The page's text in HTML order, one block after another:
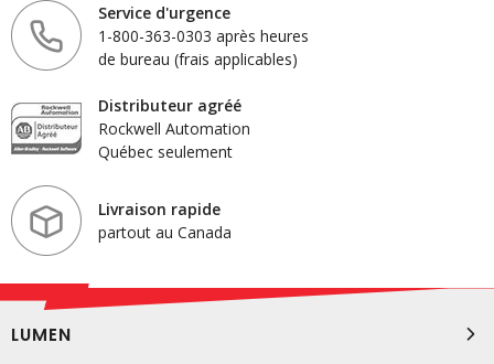
Service d'urgence
1-800-363-0303 après heures
de bureau (frais applicables)
Distributeur agréé
Rockwell Automation
Québec seulement
Livraison rapide
partout au Canada
LUMEN